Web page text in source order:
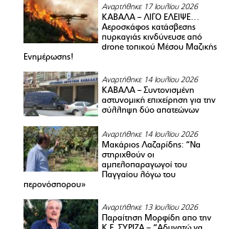
Αναρτήθηκε 17 Ιουλίου 2026
ΚΑΒΑΛΑ – ΛΙΓΟ ΕΛΕΙΨΕ…
Αεροσκάφος κατάσβεσης
πυρκαγιάς κινδύνευσε από
drone τοπικού Μέσου Μαζικής
Ενημέρωσης!
Αναρτήθηκε 14 Ιουλίου 2026
ΚΑΒΑΛΑ – Συντονισμένη
αστυνομική επιχείρηση για την
σύλληψη δύο απατεώνων
Αναρτήθηκε 14 Ιουλίου 2026
Μακάριος Λαζαρίδης: “Να
στηριχθούν οι
αμπελοπαραγωγοί του
Παγγαίου λόγω του
περονόσπορου»
Αναρτήθηκε 13 Ιουλίου 2026
Παραίτηση Μορφίδη απο την